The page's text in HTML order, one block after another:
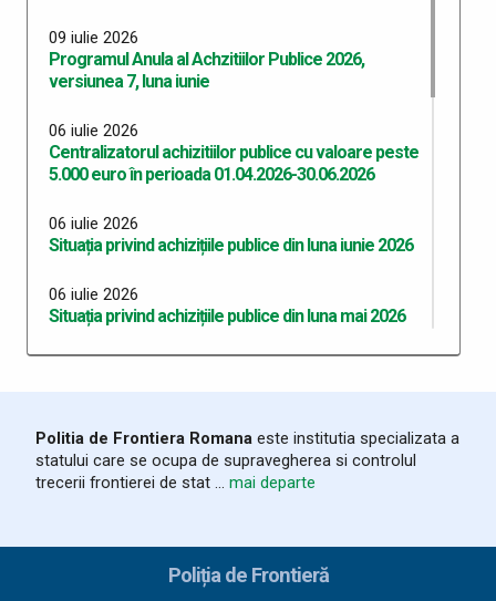
09 iulie 2026
Programul Anula al Achzitiilor Publice 2026,
versiunea 7, luna iunie
06 iulie 2026
Centralizatorul achizitiilor publice cu valoare peste
5.000 euro în perioada 01.04.2026-30.06.2026
06 iulie 2026
Situația privind achizițiile publice din luna iunie 2026
06 iulie 2026
Situația privind achizițiile publice din luna mai 2026
06 iulie 2026
Situația privind achizițiile publice din luna martie
2026
Program Anual Achiziții Publice 2026 - versiunea 06
Politia de Frontiera Romana este institutia specializata a
statului care se ocupa de supravegherea si controlul
trecerii frontierei de stat ... mai departe
Poliția de Frontieră